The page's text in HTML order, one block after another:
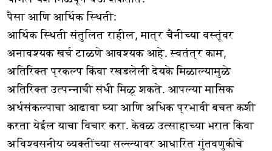
पैसा आणि आर्थिक स्थिती:
आर्थिक स्थिती संतुलित राहील, मात्र चैनीच्या वस्तूंवर
अनावश्यक खर्च टाळणे आवश्यक आहे. स्वतंत्र काम,
अतिरिक्त प्रकल्प किंवा रखडलेली देयके मिळाल्यामुळे
अतिरिक्त उत्पन्नाची संधी मिळू शकते. आपल्या मासिक
अर्थसंकल्पाचा आढावा घ्या आणि अधिक प्रभावी बचत कशी
करता येईल याचा विचार करा. केवळ उत्साहाच्या भरात किंवा
अविश्वसनीय व्यक्तींच्या सल्ल्यावर आधारित गुंतवणुकीचे